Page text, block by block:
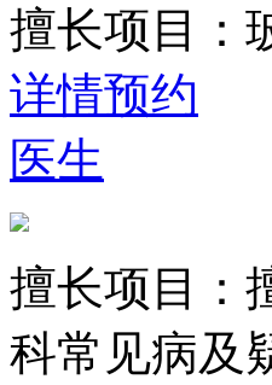
擅长项目：
详情预约
医生
擅长项目：
科常见病及